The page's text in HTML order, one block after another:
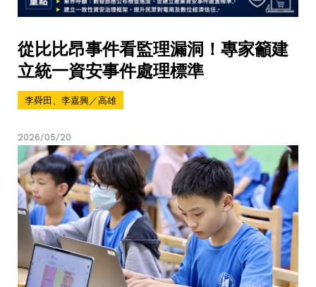
從比比昂事件看監理漏洞！專家籲建
立統一資安事件處理標準
李舜田、李嘉興／高雄
2026/05/20